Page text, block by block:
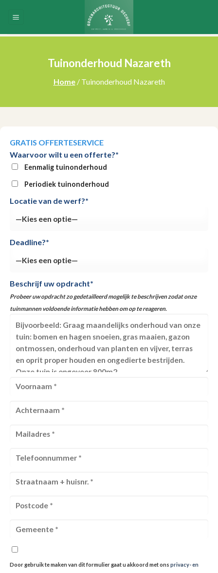
Tuinonderhoud Nazareth
Home/ Tuinonderhoud Nazareth
GRATIS OFFERTESERVICE
Waarvoor wilt u een offerte?*
Eenmalig tuinonderhoud
Periodiek tuinonderhoud
Locatie van de werf?*
Deadline?*
Beschrijf uw opdracht*
Probeer uw opdracht zo gedetailleerd mogelijk te beschrijven zodat onze
tuinmannen voldoende informatie hebben om op te reageren.
Door gebruik te maken van dit formulier gaat u akkoord met ons privacy- en